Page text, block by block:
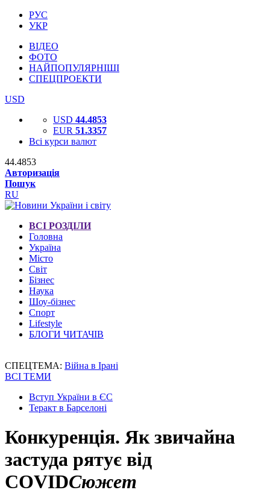
РУС
УКР
ВІДЕО
ФОТО
НАЙПОПУЛЯРНІШІ
СПЕЦПРОЕКТИ
USD
USD 44.4853
EUR 51.3357
Всі курси валют
44.4853
Авторизація
Пошук
RU
ВСІ РОЗДІЛИ
Головна
Україна
Місто
Світ
Бізнес
Наука
Шоу-бізнес
Спорт
Lifestyle
БЛОГИ ЧИТАЧІВ
СПЕЦТЕМА: Війна в Ірані
ВСІ ТЕМИ
Вступ України в ЄС
Теракт в Барселоні
Конкуренція. Як звичайна
застуда рятує від
COVIDСюжет